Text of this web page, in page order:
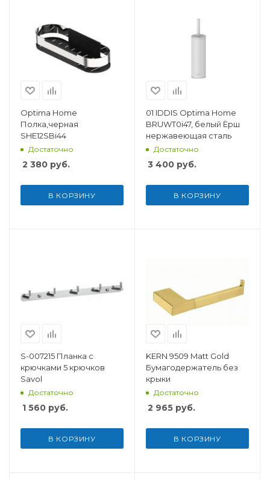
Optima Home
Полка,черная
SHE12SBi44
Достаточно
2 380 руб.
В КОРЗИНУ
01 IDDIS Optima Home
BRUWT0i47, белый Ёрш
нержавеющая сталь
Достаточно
3 400 руб.
В КОРЗИНУ
S-007215 Планка с
крючками 5 крючков
Savol
Достаточно
1 560 руб.
В КОРЗИНУ
KERN 9509 Matt Gold
Бумагодержатель без
крыки
Достаточно
2 965 руб.
В КОРЗИНУ